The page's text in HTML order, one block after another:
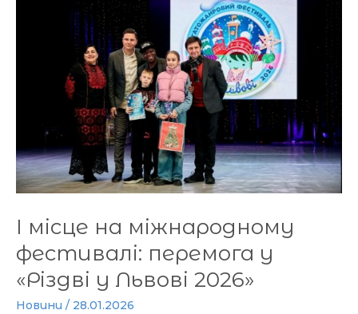
І місце на міжнародному
фестивалі: перемога у
«Різдві у Львові 2026»
Новини / 28.01.2026
міжнародному
фестивалі:
перемога
у
Львові